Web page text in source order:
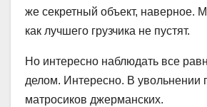
же секретный объект, наверное.
как лучшего грузчика не пустят.
Но интересно наблюдать все
делом. Интересно. В увольнении
матросиков джерманских.